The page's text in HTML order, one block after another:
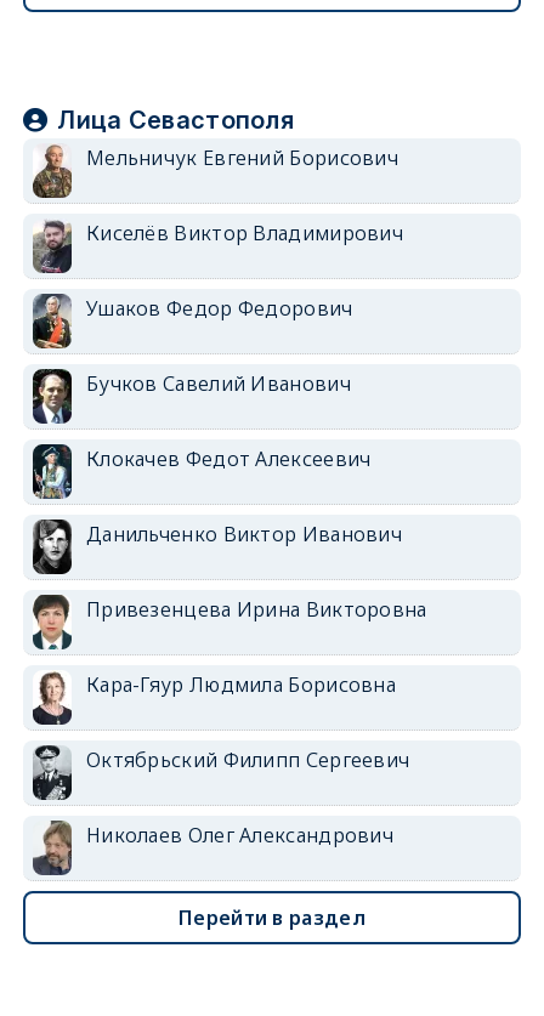
Лица Севастополя
Мельничук Евгений Борисович
Киселёв Виктор Владимирович
Ушаков Федор Федорович
Бучков Савелий Иванович
Клокачев Федот Алексеевич
Данильченко Виктор Иванович
Привезенцева Ирина Викторовна
Кара-Гяур Людмила Борисовна
Октябрьский Филипп Сергеевич
Николаев Олег Александрович
Перейти в раздел